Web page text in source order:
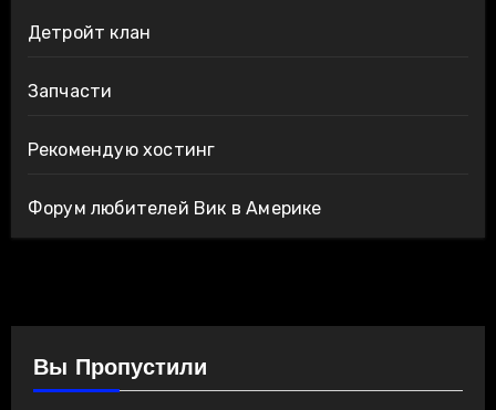
Детройт клан
Запчасти
Рекомендую хостинг
Форум любителей Вик в Америке
Вы Пропустили